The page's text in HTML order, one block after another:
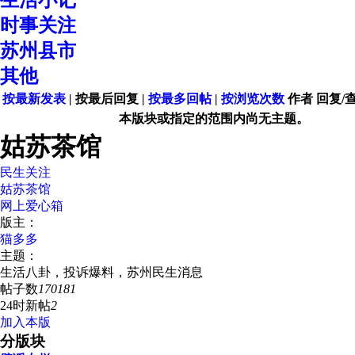
时事关注
苏州县市
其他
按最新发表 | 按最后回复 | 按最多回帖 | 按浏览次数 作者 回复/
本版块或指定的范围内尚无主题。
姑苏茶馆
民生关注
姑苏茶馆
网上爱心箱
版主：
猫多多
主题：
生活八卦，投诉爆料，苏州民生消息
帖子数170181
24时新帖2
加入本版
分版块